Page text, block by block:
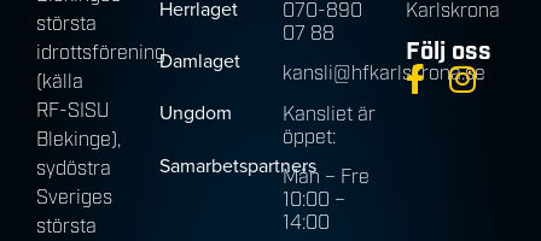
största
idrottsförening
(källa
RF-SISU
Blekinge),
sydöstra
Sveriges
största
Herrlaget
Damlaget
Ungdom
Samarbetspartners
070-890
07 88
kansli@hfkarlskrona.se
Kansliet är
öppet:
Mån – Fre
10:00 –
14:00
Karlskrona
Följ oss